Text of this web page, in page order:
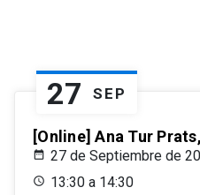
27 SEP
[Online] Ana Tur
27 de Septiembre de
13:30 a 14:30